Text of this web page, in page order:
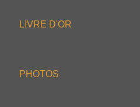
LIVRE D'OR
PHOTOS